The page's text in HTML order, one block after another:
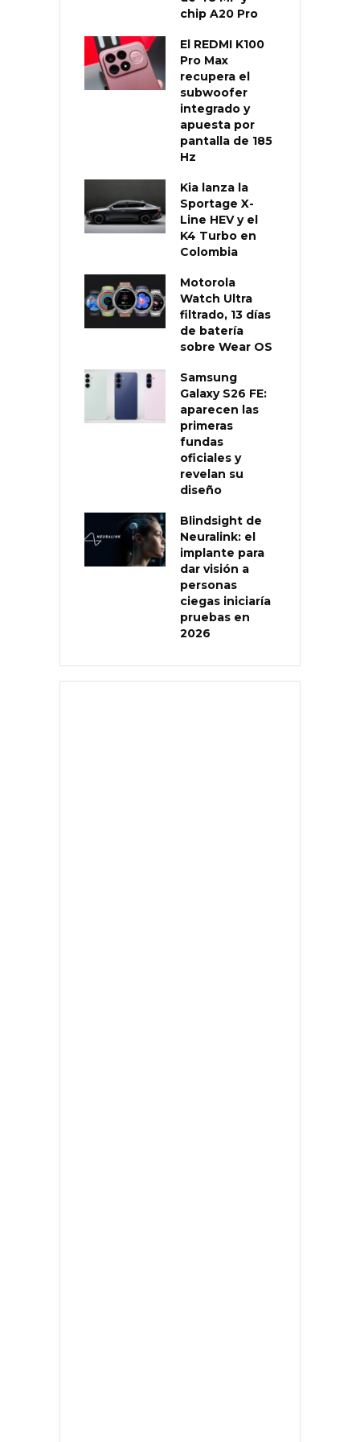
chip A20 Pro
El REDMI K100
Pro Max
recupera el
subwoofer
integrado y
apuesta por
pantalla de 185
Hz
Kia lanza la
Sportage X-
Line HEV y el
K4 Turbo en
Colombia
Motorola
Watch Ultra
filtrado, 13 días
de batería
sobre Wear OS
Samsung
Galaxy S26 FE:
aparecen las
primeras
fundas
oficiales y
revelan su
diseño
Blindsight de
Neuralink: el
implante para
dar visión a
personas
ciegas iniciaría
pruebas en
2026